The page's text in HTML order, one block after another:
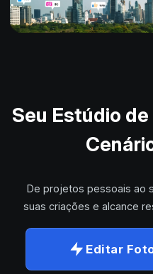
Seu Estúdio
De projetos pessoais ao
suas criações e alcance
Editar